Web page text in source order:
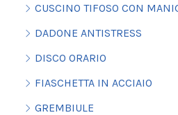
CUSCINO TIFOSO CON
DADONE ANTISTRESS
DISCO ORARIO
FIASCHETTA IN ACCIAIO
GREMBIULE